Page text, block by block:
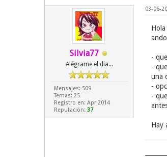
Silvia77
Alégrame el dia...
Mensajes: 509
Temas: 25
Registro en: Apr 2014
Reputación: 37
03-06-
-
-
una
-
-
Hay